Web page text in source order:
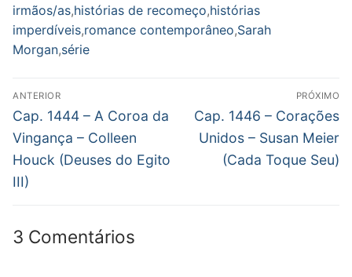
irmãos/as,histórias de recomeço,histórias
imperdíveis,romance contemporâneo,Sarah
Morgan,série
Navegação
de
Post
ANTERIOR
Post
anterior:
Cap. 1444 – A Coroa da
Vingança – Colleen
Houck (Deuses do Egito
III)
PRÓXIMO
Próximo
post:
Cap. 1446 – Corações
Unidos – Susan Meier
(Cada Toque Seu)
3 Comentários